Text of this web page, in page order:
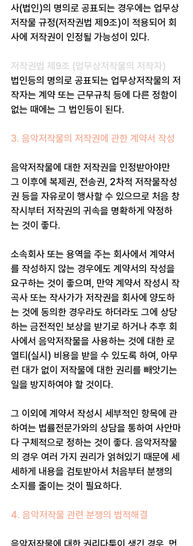
사(법인)의 명의로 공표되는 경우에는 업무상
저작물 규정(저작권법 제9조)이 적용되어 회
사에 저작권이 인정될 가능성이 있다.
저작권법 제9조 (업무상저작물의 저작자)
법인등의 명의로 공표되는 업무상저작물의 저
작자는 계약 또는 근무규칙 등에 다른 정함이
없는 때에는 그 법인등이 된다.
3. 음악저작물의 저작권에 관한 계약서 작성
음악저작물에 대한 저작권을 인정받아야만
그 이후에 복제권, 전송권, 2차적 저작물작성
권 등을 자유로이 행사할 수 있으므로 처음 창
작시부터 저작권의 귀속을 명확하게 약정하
는 것이 좋다.
소속회사 또는 용역을 주는 회사에서 계약서
를 작성하지 않는 경우에도 계약서의 작성을
요구하는 것이 좋으며, 만약 계약서 작성시 작
곡사 또는 작사가가 저작권을 회사에 양도하
는 것에 동의한 경우라도 하더라도 그에 상당
하는 금전적인 보상을 받기로 하거나 추후 회
사에서 음악저작물을 사용하는 것에 대한 로
열티(실시) 비용을 받을 수 있도록 하여, 아무
런 대가 없이 저작물에 대한 권리를 빼앗기는
일을 방지하여야 할 것이다.
그 이외에 계약서 작성시 세부적인 항목에 관
하여는 법률전문가와의 상담을 통하여 사안마
다 구체적으로 정하는 것이 좋다. 음악저작물
의 경우 여러 가지 권리가 얽혀있기 때문에 세
세하게 내용을 검토받아서 처음부터 분쟁의
소지를 줄이는 것이 필요하다.
4. 음악저작물 관련 분쟁의 법적해결